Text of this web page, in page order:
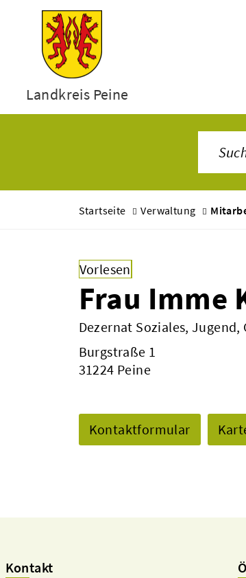
Landkreis Peine
Startseite Verwaltung
Vorlesen
Frau Imme
Dezernat Soziales, Jugend,
Burgstraße 1
31224 Peine
Kontaktformular
Kontakt